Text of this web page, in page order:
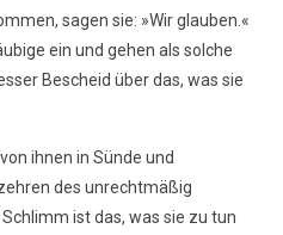
sagen sie: »Wir glauben.«
ein und gehen als solche
Bescheid über das, was sie
ihnen in Sünde und
des unrechtmäßig
ist das, was sie zu tun